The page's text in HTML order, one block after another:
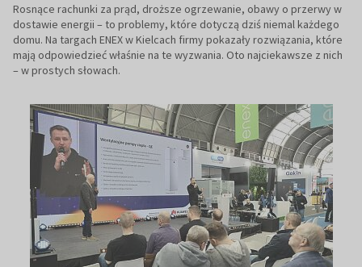
Rosnące rachunki za prąd, droższe ogrzewanie, obawy o przerwy w
dostawie energii – to problemy, które dotyczą dziś niemal każdego
domu. Na targach ENEX w Kielcach firmy pokazały rozwiązania, które
mają odpowiedzieć właśnie na te wyzwania. Oto najciekawsze z nich
– w prostych słowach.